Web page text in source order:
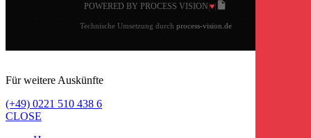
POWERED BY PROCESS VISION|♥|
Technische Umsetzung durch process-vision.de
Für weitere Auskünfte
(+49) 0221 510 438 6
CLOSE